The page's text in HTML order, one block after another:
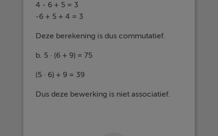
4 - 6 + 5 = 3
-6 + 5 + 4 = 3
Deze berekening is dus commutatief.
b. 5 · (6 + 9) = 75
(5 · 6) + 9 = 39
Dus deze bewerking is niet associatief.